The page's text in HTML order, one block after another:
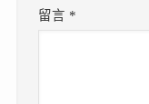
留言 *